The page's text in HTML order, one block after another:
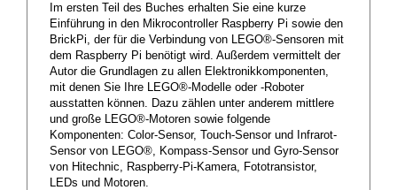
Im ersten Teil des Buches erhalten Sie eine kurze
Einführung in den Mikrocontroller Raspberry Pi sowie den
BrickPi, der für die Verbindung von LEGO®-Sensoren mit
dem Raspberry Pi benötigt wird. Außerdem vermittelt der
Autor die Grundlagen zu allen Elektronikkomponenten,
mit denen Sie Ihre LEGO®-Modelle oder -Roboter
ausstatten können. Dazu zählen unter anderem mittlere
und große LEGO®-Motoren sowie folgende
Komponenten: Color-Sensor, Touch-Sensor und Infrarot-
Sensor von LEGO®, Kompass-Sensor und Gyro-Sensor
von Hitechnic, Raspberry-Pi-Kamera, Fototransistor,
LEDs und Motoren.